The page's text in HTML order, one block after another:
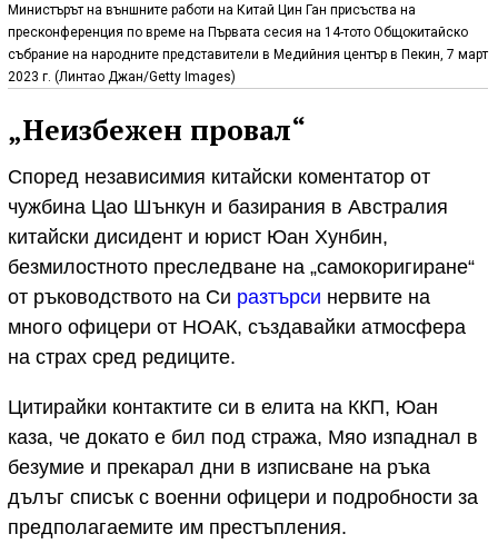
Министърът на външните работи на Китай Цин Ган присъства на
пресконференция по време на Първата сесия на 14-тото Общокитайско
събрание на народните представители в Медийния център в Пекин, 7 март
2023 г. (Линтао Джан/Getty Images)
„Неизбежен провал“
Според независимия китайски коментатор от
чужбина Цао Шънкун и базирания в Австралия
китайски дисидент и юрист Юан Хунбин,
безмилостното преследване на „самокоригиране“
от ръководството на Си разтърси нервите на
много офицери от НОАК, създавайки атмосфера
на страх сред редиците.
Цитирайки контактите си в елита на ККП, Юан
каза, че докато е бил под стража, Мяо изпаднал в
безумие и прекарал дни в изписване на ръка
дълъг списък с военни офицери и подробности за
предполагаемите им престъпления.